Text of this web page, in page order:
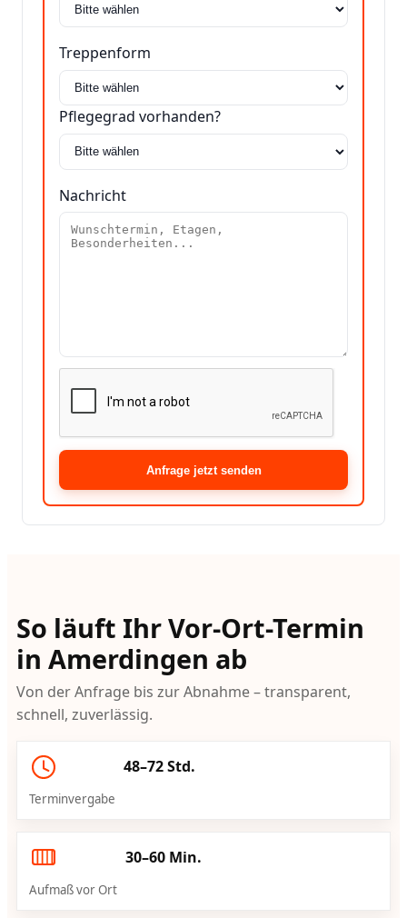
Treppenform
Pflegegrad vorhanden?
Nachricht
Anfrage jetzt senden
So läuft Ihr Vor-Ort-Termin
in Amerdingen ab
Von der Anfrage bis zur Abnahme – transparent,
schnell, zuverlässig.
48–72 Std.
Terminvergabe
30–60 Min.
Aufmaß vor Ort